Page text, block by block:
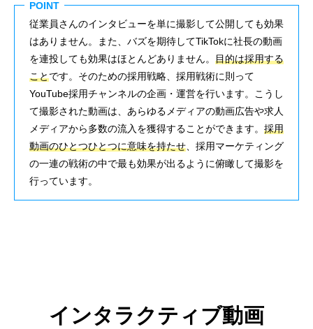
POINT
従業員さんのインタビューを単に撮影して公開しても効果
はありません。また、バズを期待してTikTokに社長の動画
を連投しても効果はほとんどありません。 目的は採用する
ことです。そのための採用戦略、採用戦術に則って
YouTube採用チャンネルの企画・運営を行います。こうし
て撮影された動画は、あらゆるメディアの動画広告や求人
メディアから多数の流入を獲得することができます。 採用
動画のひとつひとつに意味を持たせ、採用マーケティング
の一連の戦術の中で最も効果が出るように俯瞰して撮影を
行っています。
インタラクティブ動画